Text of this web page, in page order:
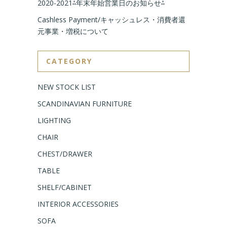
2020-2021⁂年末年始営業日のお知らせ⁂
Cashless Payment/キャッシュレス・消費者還
元事業・増税について
CATEGORY
NEW STOCK LIST
SCANDINAVIAN FURNITURE
LIGHTING
CHAIR
CHEST/DRAWER
TABLE
SHELF/CABINET
INTERIOR ACCESSORIES
SOFA